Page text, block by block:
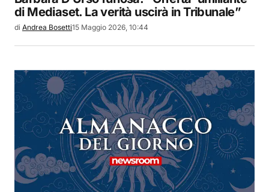
di Mediaset. La verità uscirà in Tribunale”
di Andrea Bosetti15 Maggio 2026, 10:44